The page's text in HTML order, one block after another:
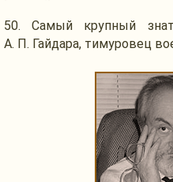
50. Самый крупный
А. П. Гайдара, тимуровец